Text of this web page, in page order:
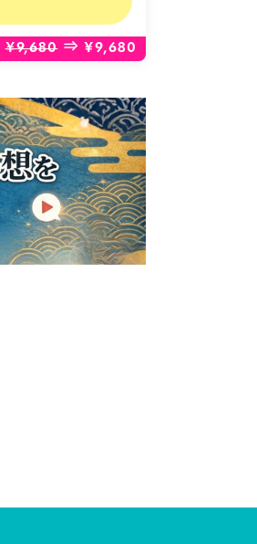
¥9,680 ⇒ ¥9,680